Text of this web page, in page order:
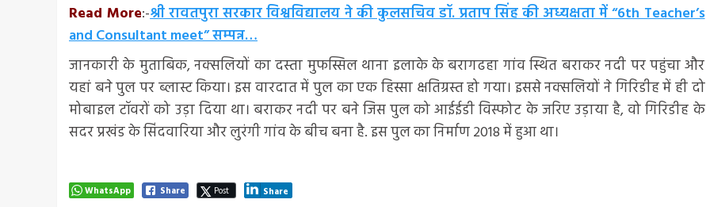
Read More:-श्री रावतपुरा सरकार विश्वविद्यालय ने की कुलसचिव डॉ. प्रताप सिंह की अध्यक्षता में “6th Teacher’s
and Consultant meet” सम्पन्न…
जानकारी के मुताबिक, नक्सलियों का दस्ता मुफस्सिल थाना इलाके के बरागढहा गांव स्थित बराकर नदी पर पहुंचा और
यहां बने पुल पर ब्लास्ट किया। इस वारदात में पुल का एक हिस्सा क्षतिग्रस्त हो गया। इससे नक्सलियों ने गिरिडीह में ही दो
मोबाइल टॉवरों को उड़ा दिया था। बराकर नदी पर बने जिस पुल को आईईडी विस्फोट के जरिए उड़ाया है, वो गिरिडीह के
सदर प्रखंड के सिंदवारिया और लुरंगी गांव के बीच बना है. इस पुल का निर्माण 2018 में हुआ था।
WhatsApp Share Post Share